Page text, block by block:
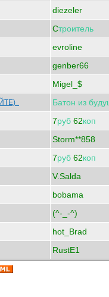
diezeler
Cтроитель
evroline
genber66
Migel_$
Батон из
7руб 62коп
Storm**858
7руб 62коп
V.Salda
bobama
(^-_-^)
hot_Brad
RustE1